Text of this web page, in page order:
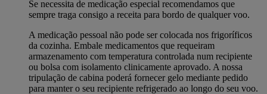
Se necessita de medicação especial recomendamos que
sempre traga consigo a receita para bordo de qualquer voo.
A medicação pessoal não pode ser colocada nos frigoríficos
da cozinha. Embale medicamentos que requeiram
armazenamento com temperatura controlada num recipiente
ou bolsa com isolamento clinicamente aprovado. A nossa
tripulação de cabina poderá fornecer gelo mediante pedido
para manter o seu recipiente refrigerado ao longo do seu voo.